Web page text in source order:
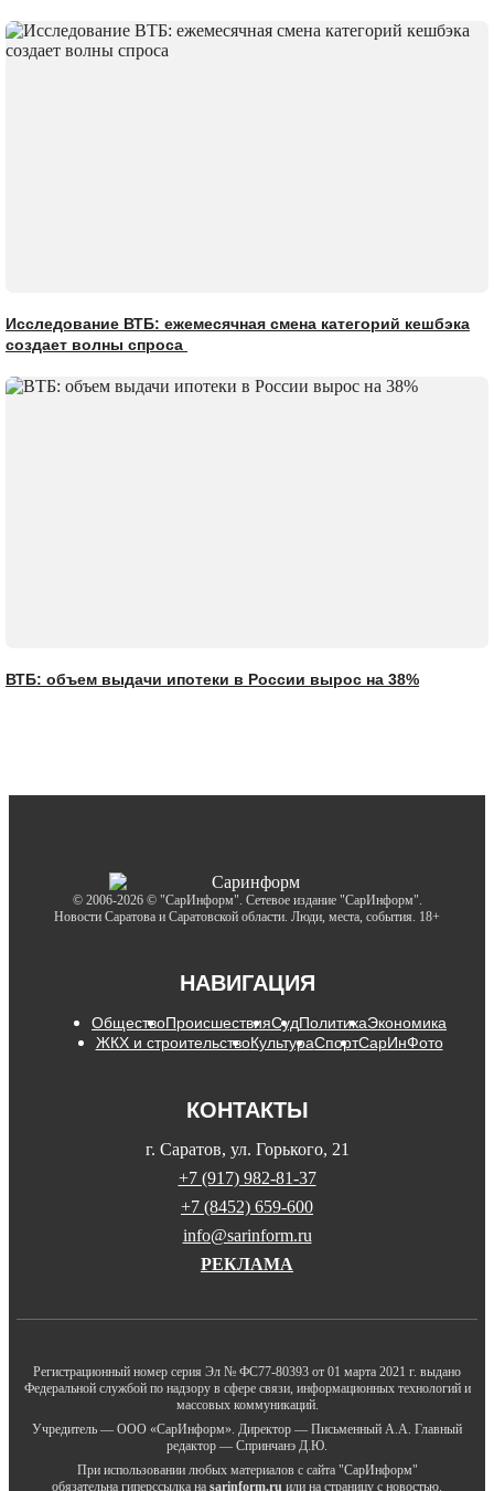
Исследование ВТБ: ежемесячная смена категорий кешбэка
создает волны спроса
ВТБ: объем выдачи ипотеки в России вырос на 38%
© 2006-2026 © "СарИнформ". Сетевое издание "СарИнформ".
Новости Саратова и Саратовской области. Люди, места, события. 18+
НАВИГАЦИЯ
ОбществоПроисшествияСудПолитикаЭкономика
ЖКХ и строительствоКультураСпортСарИнФото
КОНТАКТЫ
г. Саратов, ул. Горького, 21
+7 (917) 982-81-37
+7 (8452) 659-600
info@sarinform.ru
РЕКЛАМА
Регистрационный номер серия Эл № ФС77-80393 от 01 марта 2021 г. выдано
Федеральной службой по надзору в сфере связи, информационных технологий и
массовых коммуникаций.
Учредитель — ООО «СарИнформ». Директор — Письменный А.А. Главный
редактор — Спринчанэ Д.Ю.
При использовании любых материалов с сайта "СарИнформ"
обязательна гиперссылка на sarinform.ru или на страницу с новостью.